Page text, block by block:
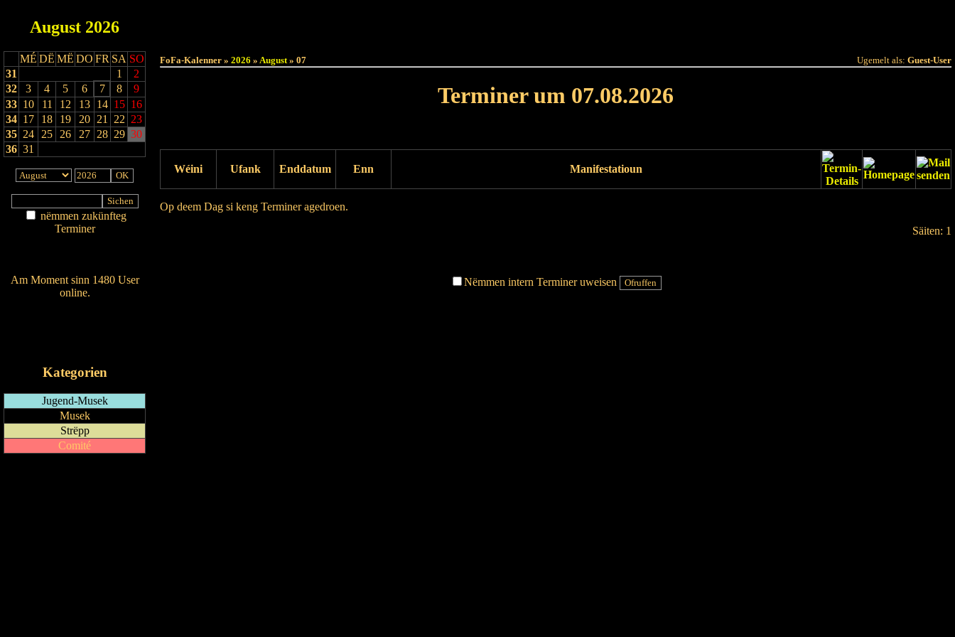
August 2026
MÉ DË MË DO FR SA SO
31
1
2
32
3 4 5 6 7 8
9
33 10 11 12 13 14 15 16
34 17 18 19 20 21 22 23
35 24 25 26 27 28 29 30
36 31
nëmmen zukünfteg
Terminer
Am Moment sinn 1480 User
online.
Kategorien
Jugend-Musek
Musek
Strëpp
Comité
FoFa-Kalenner » 2026 » August» 07 Ugemelt als: Guest-User
Terminer um 07.08.2026
Wéini Ufank Enddatum Enn Manifestatioun
Op deem Dag si keng Terminer agedroen.
Säiten: 1
Nëmmen intern Terminer uweisen